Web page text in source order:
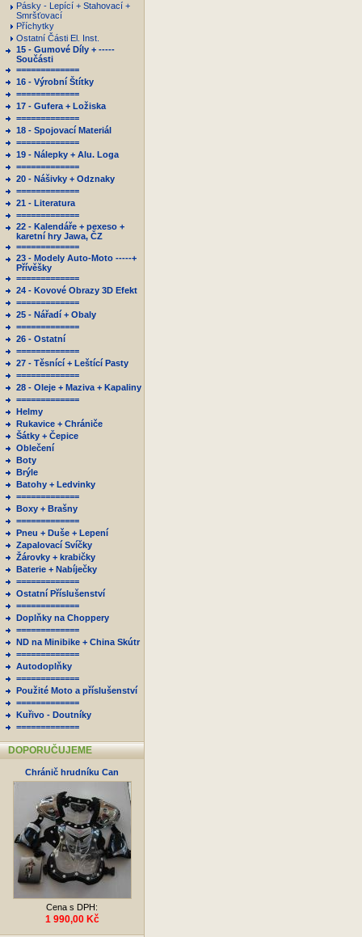
Pásky - Lepící + Stahovací +
Smršťovací
Příchytky
Ostatní Části El. Inst.
15 - Gumové Díly + -----
Součásti
=============
16 - Výrobní Štítky
=============
17 - Gufera + Ložiska
=============
18 - Spojovací Materiál
=============
19 - Nálepky + Alu. Loga
=============
20 - Nášivky + Odznaky
=============
21 - Literatura
=============
22 - Kalendáře + pexeso +
karetní hry Jawa, ČZ
=============
23 - Modely Auto-Moto -----+
Přívěšky
=============
24 - Kovové Obrazy 3D Efekt
=============
25 - Nářadí + Obaly
=============
26 - Ostatní
=============
27 - Těsnící + Leštící Pasty
=============
28 - Oleje + Maziva + Kapaliny
=============
Helmy
Rukavice + Chrániče
Šátky + Čepice
Oblečení
Boty
Brýle
Batohy + Ledvinky
=============
Boxy + Brašny
=============
Pneu + Duše + Lepení
Zapalovací Svíčky
Žárovky + krabičky
Baterie + Nabíječky
=============
Ostatní Příslušenství
=============
Doplňky na Choppery
=============
ND na Minibike + China Skútr
=============
Autodoplňky
=============
Použité Moto a příslušenství
=============
Kuřivo - Doutníky
=============
DOPORUČUJEME
Chránič hrudníku Can
Cena s DPH:
1 990,00 Kč